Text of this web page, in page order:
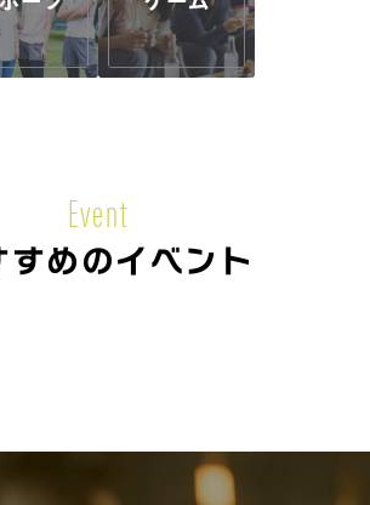
Event
すめのイベント